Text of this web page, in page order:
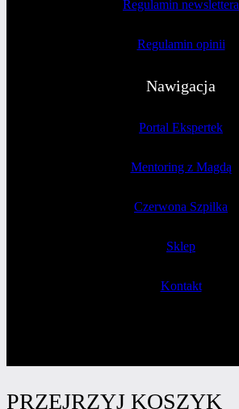
Regulamin newslettera
Regulamin opinii
Nawigacja
Portal Ekspertek
Mentoring z Magdą
Czerwona Szpilka
Sklep
Kontakt
PRZEJRZYJ KOSZYK